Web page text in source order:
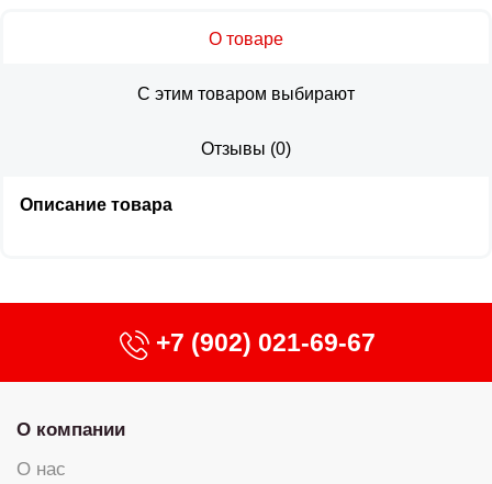
О товаре
С этим товаром выбирают
Отзывы (0)
Описание товара
+7 (902) 021-69-67
О компании
О нас